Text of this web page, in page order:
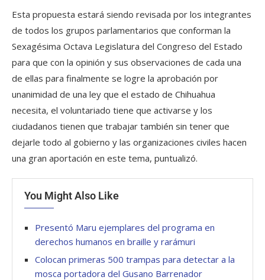
Esta propuesta estará siendo revisada por los integrantes
de todos los grupos parlamentarios que conforman la
Sexagésima Octava Legislatura del Congreso del Estado
para que con la opinión y sus observaciones de cada una
de ellas para finalmente se logre la aprobación por
unanimidad de una ley que el estado de Chihuahua
necesita, el voluntariado tiene que activarse y los
ciudadanos tienen que trabajar también sin tener que
dejarle todo al gobierno y las organizaciones civiles hacen
una gran aportación en este tema, puntualizó.
You Might Also Like
Presentó Maru ejemplares del programa en
derechos humanos en braille y rarámuri
Colocan primeras 500 trampas para detectar a la
mosca portadora del Gusano Barrenador